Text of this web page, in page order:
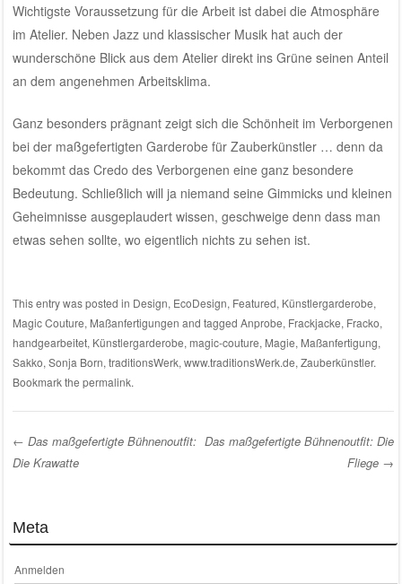
Wichtigste Voraussetzung für die Arbeit ist dabei die Atmosphäre
im Atelier. Neben Jazz und klassischer Musik hat auch der
wunderschöne Blick aus dem Atelier direkt ins Grüne seinen Anteil
an dem angenehmen Arbeitsklima.
Ganz besonders prägnant zeigt sich die Schönheit im Verborgenen
bei der maßgefertigten Garderobe für Zauberkünstler … denn da
bekommt das Credo des Verborgenen eine ganz besondere
Bedeutung. Schließlich will ja niemand seine Gimmicks und kleinen
Geheimnisse ausgeplaudert wissen, geschweige denn dass man
etwas sehen sollte, wo eigentlich nichts zu sehen ist.
This entry was posted in Design, EcoDesign, Featured, Künstlergarderobe,
Magic Couture, Maßanfertigungen and tagged Anprobe, Frackjacke, Fracko,
handgearbeitet, Künstlergarderobe, magic-couture, Magie, Maßanfertigung,
Sakko, Sonja Born, traditionsWerk, www.traditionsWerk.de, Zauberkünstler.
Bookmark the permalink.
Post navigation
← Das maßgefertigte Bühnenoutfit:
Die Krawatte
Das maßgefertigte Bühnenoutfit: Die
Fliege →
Meta
Anmelden